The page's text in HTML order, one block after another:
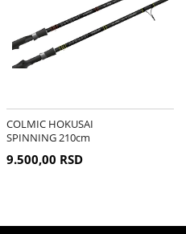
COLMIC HOKUSAI
SPINNING 210cm
9.500,00 RSD